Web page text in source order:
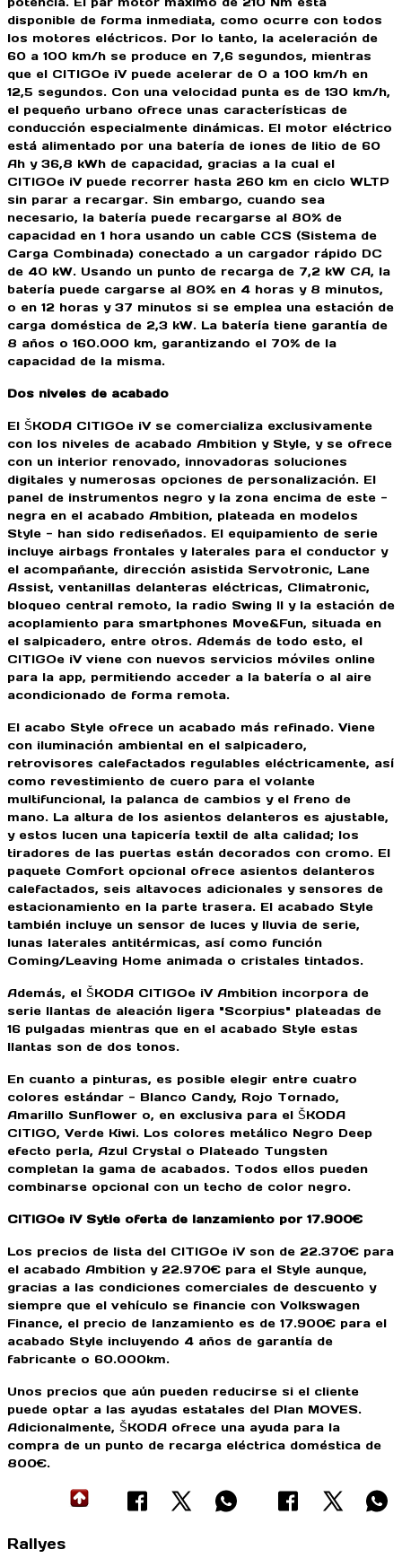
disponible de forma inmediata, como ocurre con todos
los motores eléctricos. Por lo tanto, la aceleración de
60 a 100 km/h se produce en 7,6 segundos, mientras
que el CITIGOe iV puede acelerar de 0 a 100 km/h en
12,5 segundos. Con una velocidad punta es de 130 km/h,
el pequeño urbano ofrece unas características de
conducción especialmente dinámicas. El motor eléctrico
está alimentado por una batería de iones de litio de 60
Ah y 36,8 kWh de capacidad, gracias a la cual el
CITIGOe iV puede recorrer hasta 260 km en ciclo WLTP
sin parar a recargar. Sin embargo, cuando sea
necesario, la batería puede recargarse al 80% de
capacidad en 1 hora usando un cable CCS (Sistema de
Carga Combinada) conectado a un cargador rápido DC
de 40 kW. Usando un punto de recarga de 7,2 kW CA, la
batería puede cargarse al 80% en 4 horas y 8 minutos,
o en 12 horas y 37 minutos si se emplea una estación de
carga doméstica de 2,3 kW. La batería tiene garantía de
8 años o 160.000 km, garantizando el 70% de la
capacidad de la misma.
Dos niveles de acabado
El ŠKODA CITIGOe iV se comercializa exclusivamente
con los niveles de acabado Ambition y Style, y se ofrece
con un interior renovado, innovadoras soluciones
digitales y numerosas opciones de personalización. El
panel de instrumentos negro y la zona encima de este -
negra en el acabado Ambition, plateada en modelos
Style - han sido rediseñados. El equipamiento de serie
incluye airbags frontales y laterales para el conductor y
el acompañante, dirección asistida Servotronic, Lane
Assist, ventanillas delanteras eléctricas, Climatronic,
bloqueo central remoto, la radio Swing II y la estación de
acoplamiento para smartphones Move&Fun, situada en
el salpicadero, entre otros. Además de todo esto, el
CITIGOe iV viene con nuevos servicios móviles online
para la app, permitiendo acceder a la batería o al aire
acondicionado de forma remota.
El acabo Style ofrece un acabado más refinado. Viene
con iluminación ambiental en el salpicadero,
retrovisores calefactados regulables eléctricamente, así
como revestimiento de cuero para el volante
multifuncional, la palanca de cambios y el freno de
mano. La altura de los asientos delanteros es ajustable,
y estos lucen una tapicería textil de alta calidad; los
tiradores de las puertas están decorados con cromo. El
paquete Comfort opcional ofrece asientos delanteros
calefactados, seis altavoces adicionales y sensores de
estacionamiento en la parte trasera. El acabado Style
también incluye un sensor de luces y lluvia de serie,
lunas laterales antitérmicas, así como función
Coming/Leaving Home animada o cristales tintados.
Además, el ŠKODA CITIGOe iV Ambition incorpora de
serie llantas de aleación ligera "Scorpius" plateadas de
16 pulgadas mientras que en el acabado Style estas
llantas son de dos tonos.
En cuanto a pinturas, es posible elegir entre cuatro
colores estándar - Blanco Candy, Rojo Tornado,
Amarillo Sunflower o, en exclusiva para el ŠKODA
CITIGO, Verde Kiwi. Los colores metálico Negro Deep
efecto perla, Azul Crystal o Plateado Tungsten
completan la gama de acabados. Todos ellos pueden
combinarse opcional con un techo de color negro.
CITIGOe iV Sytle oferta de lanzamiento por 17.900€
Los precios de lista del CITIGOe iV son de 22.370€ para
el acabado Ambition y 22.970€ para el Style aunque,
gracias a las condiciones comerciales de descuento y
siempre que el vehículo se financie con Volkswagen
Finance, el precio de lanzamiento es de 17.900€ para el
acabado Style incluyendo 4 años de garantía de
fabricante o 60.000km.
Unos precios que aún pueden reducirse si el cliente
puede optar a las ayudas estatales del Plan MOVES.
Adicionalmente, ŠKODA ofrece una ayuda para la
compra de un punto de recarga eléctrica doméstica de
800€.
Rallyes